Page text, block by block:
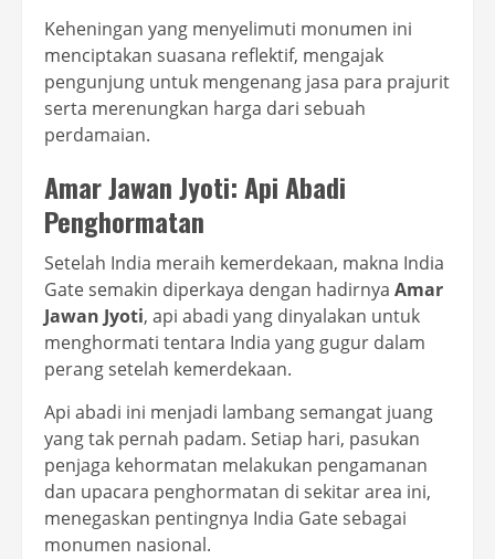
Keheningan yang menyelimuti monumen ini
menciptakan suasana reflektif, mengajak
pengunjung untuk mengenang jasa para prajurit
serta merenungkan harga dari sebuah
perdamaian.
Amar Jawan Jyoti: Api Abadi
Penghormatan
Setelah India meraih kemerdekaan, makna India
Gate semakin diperkaya dengan hadirnya Amar
Jawan Jyoti, api abadi yang dinyalakan untuk
menghormati tentara India yang gugur dalam
perang setelah kemerdekaan.
Api abadi ini menjadi lambang semangat juang
yang tak pernah padam. Setiap hari, pasukan
penjaga kehormatan melakukan pengamanan
dan upacara penghormatan di sekitar area ini,
menegaskan pentingnya India Gate sebagai
monumen nasional.